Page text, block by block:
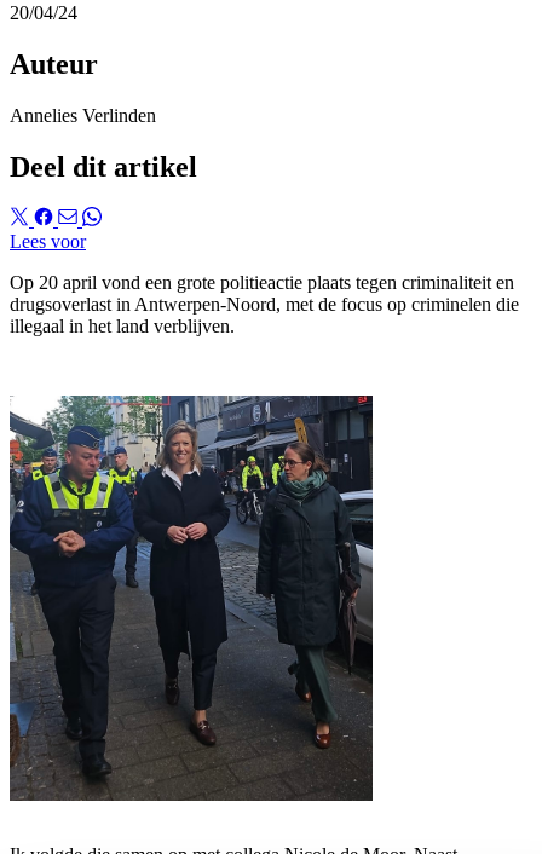
20/04/24
Auteur
Annelies Verlinden
Deel dit artikel
Lees voor
Op 20 april vond een grote politieactie plaats tegen criminaliteit en
drugsoverlast in Antwerpen-Noord, met de focus op criminelen die
illegaal in het land verblijven.